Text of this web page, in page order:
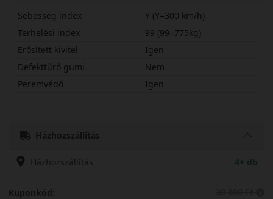
Sebesség index
Y (Y=300 km/h)
Terhelési index
99 (99=775kg)
Erősített kivitel
Igen
Defekttűrő gumi
Nem
Peremvédő
Igen
Házhozszállítás
Házhozszállítás 4+ db
Kuponkód: